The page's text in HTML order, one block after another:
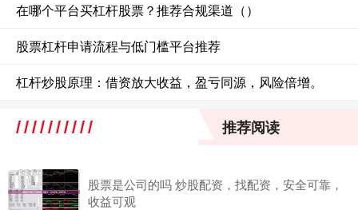
在哪个平台买杠杆股票？推荐合规渠道（）
股票杠杆申请流程与低门槛平台推荐
杠杆炒股原理：借资放大收益，盈亏同源，风险倍增。
推荐阅读
股票是公司的吗 炒股配资，找配资，安全可靠，
收益可观